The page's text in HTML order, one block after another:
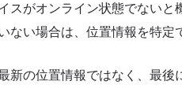
がオンライン状態でないと
い場合は、位置情報を特定
新の位置情報ではなく、最後